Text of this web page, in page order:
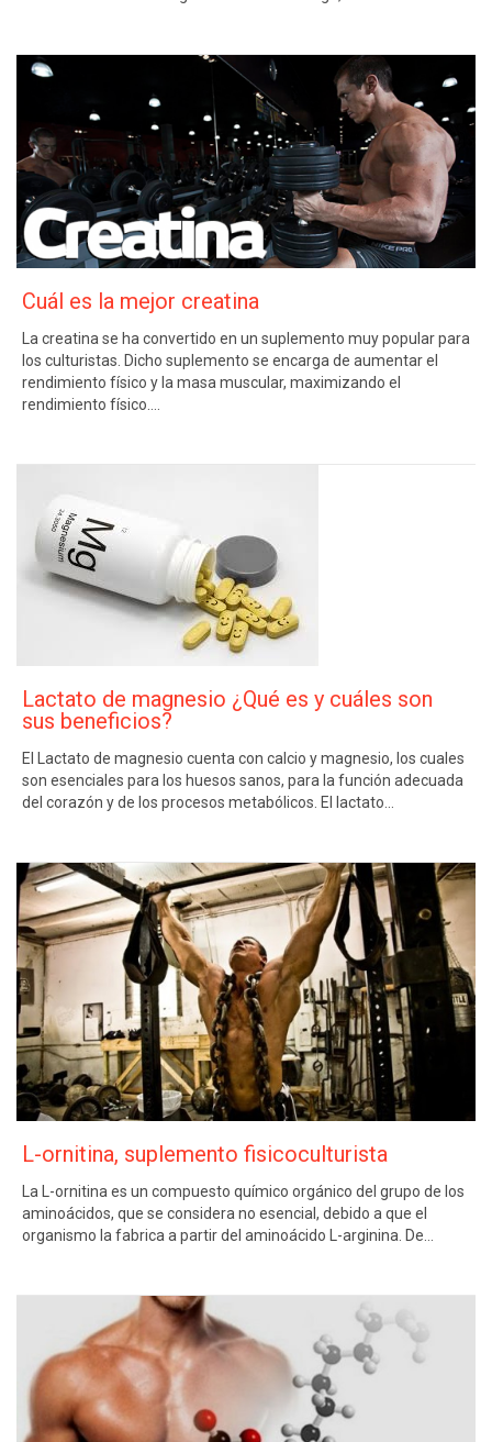
Cuál es la mejor creatina
La creatina se ha convertido en un suplemento muy popular para
los culturistas. Dicho suplemento se encarga de aumentar el
rendimiento físico y la masa muscular, maximizando el
rendimiento físico….
Lactato de magnesio ¿Qué es y cuáles son
sus beneficios?
El Lactato de magnesio cuenta con calcio y magnesio, los cuales
son esenciales para los huesos sanos, para la función adecuada
del corazón y de los procesos metabólicos. El lactato…
L-ornitina, suplemento fisicoculturista
La L-ornitina es un compuesto químico orgánico del grupo de los
aminoácidos, que se considera no esencial, debido a que el
organismo la fabrica a partir del aminoácido L-arginina. De…